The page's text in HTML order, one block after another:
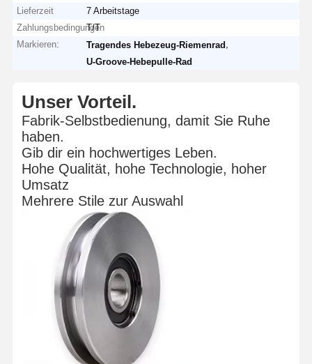
Lieferzeit
7 Arbeitstage
Zahlungsbedingungen
T/T
Markieren:
Tragendes Hebezeug-Riemenrad
U-Groove-Hebepulle-Rad
Unser Vorteil.
Fabrik-Selbstbedienung, damit Sie Ruhe
haben.
Gib dir ein hochwertiges Leben.
Hohe Qualität, hohe Technologie, hoher
Umsatz
Mehrere Stile zur Auswahl